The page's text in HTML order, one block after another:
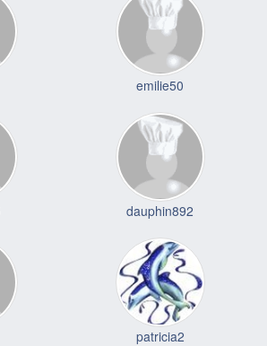
emilie50
dauphin892
patricia2